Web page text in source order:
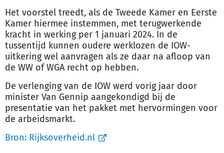
Het voorstel treedt, als de Tweede Kamer en Eerste
Kamer hiermee instemmen, met terugwerkende
kracht in werking per 1 januari 2024. In de
tussentijd kunnen oudere werklozen de IOW-
uitkering wel aanvragen als ze daar na afloop van
de WW of WGA recht op hebben.
De verlenging van de IOW werd vorig jaar door
minister Van Gennip aangekondigd bij de
presentatie van het pakket met hervormingen voor
de arbeidsmarkt.
Bron: Rijksoverheid.nl